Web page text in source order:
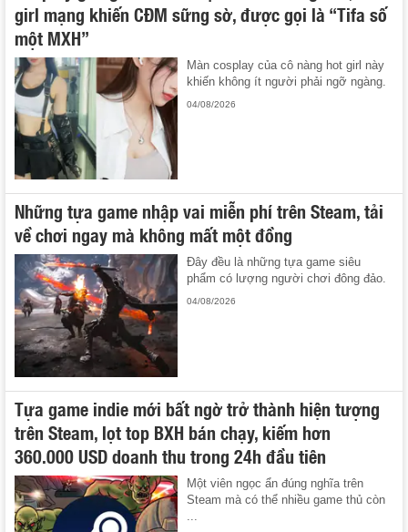
girl mạng khiến CĐM sững sờ, được gọi là “Tifa số
một MXH”
Màn cosplay của cô nàng hot girl này
khiến không ít người phải ngỡ ngàng.
04/08/2026
Những tựa game nhập vai miễn phí trên Steam, tải
về chơi ngay mà không mất một đồng
Đây đều là những tựa game siêu
phẩm có lượng người chơi đông đảo.
04/08/2026
Tựa game indie mới bất ngờ trở thành hiện tượng
trên Steam, lọt top BXH bán chạy, kiếm hơn
360.000 USD doanh thu trong 24h đầu tiên
Một viên ngọc ẩn đúng nghĩa trên
Steam mà có thể nhiều game thủ còn